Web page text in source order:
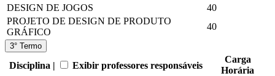
DESIGN DE JOGOS
40
PROJETO DE DESIGN DE PRODUTO
GRÁFICO
40
3° Termo
Disciplina | Exibir professores responsáveis
Carga
Horária